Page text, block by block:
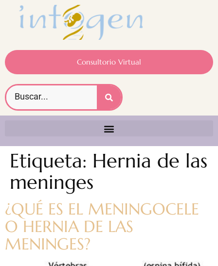
Consultorio Virtual
Etiqueta: Hernia de las
meninges
¿QUÉ ES EL MENINGOCELE
O HERNIA DE LAS
MENINGES?